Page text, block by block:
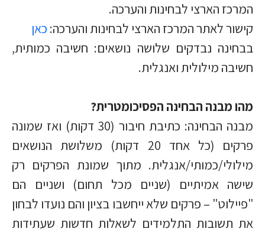
המרכז הארצי לבחינות והערכה.
קישור לאתר המרכז הארצי לבחינות והערכה: כאן
בבחינה נבדקים שלושה נושאים: חשיבה כמותית,
חשיבה מילולית ואנגלית.
מהו מבנה הבחינה הפסיכומטרית?
מבנה הבחינה: כתיבת חיבור (30 דקות) ואז שמונה
פרקים (כל אחד 20 דקות) משלושת הנושאים
מילולי/כמותי/אנגלית. מתוך שמונת הפרקים רק
שישה אמיתיים (שניים מכל תחום) ושניים הם
"פיילוט" – פרקים שלא ייחשבו בציון והם נועדו לבחון
את תשובות התלמידים לשאלות חדשות שעתידות